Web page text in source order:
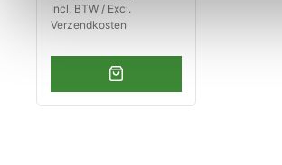
Incl. BTW / Excl.
Verzendkosten